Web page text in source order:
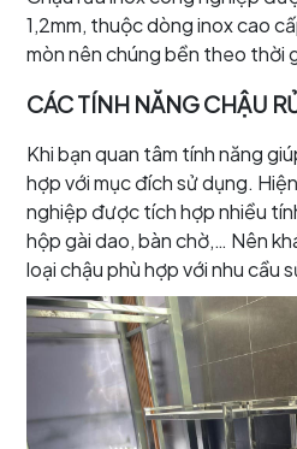
1,2mm, thuộc dòng inox cao
mòn nên chúng bền theo thời
CÁC TÍNH NĂNG CHẬU
Khi bạn quan tâm tính năng
hợp với mục đích sử dụng.
nghiệp được tích hợp nhiều
hộp gài dao, bàn chờ,… Nên
loại chậu phù hợp với nhu cầu